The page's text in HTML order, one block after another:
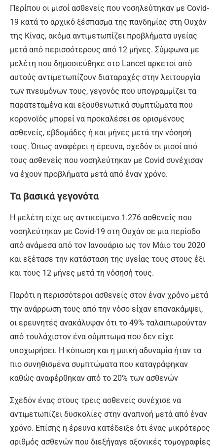
Περίπου οι μισοί ασθενείς που νοσηλεύτηκαν με Covid-
19 κατά το αρχικό ξέσπασμα της πανδημίας στη Ουχάν
της Κίνας, ακόμα αντιμετωπίζει προβλήματα υγείας
μετά από περισσότερους από 12 μήνες. Σύμφωνα με
μελέτη που δημοσιεύθηκε στο Lancet αρκετοί από
αυτούς αντιμετωπίζουν διαταραχές στην λειτουργία
των πνευμόνων τους, γεγονός που υπογραμμίζει τα
παρατεταμένα και εξουθενωτικά συμπτώματα που
κορονοϊός μπορεί να προκαλέσει σε ορισμένους
ασθενείς, εβδομάδες ή και μήνες μετά την νόσησή
τους. Όπως αναφέρει η έρευνα, σχεδόν οι μισοί από
τους ασθενείς που νοσηλεύτηκαν με Covid συνέχισαν
να έχουν προβλήματα μετά από έναν χρόνο.
Τα βασικά γεγονότα
Η μελέτη είχε ως αντικείμενο 1.276 ασθενείς που
νοσηλεύτηκαν με Covid-19 στη Ουχάν σε μια περίοδο
από ανάμεσα από τον Ιανουάριο ως τον Μάιο του 2020
και εξέτασε την κατάσταση της υγείας τους στους έξι
και τους 12 μήνες μετά τη νόσησή τους.
Παρότι η περισσότεροι ασθενείς στον έναν χρόνο μετά
την ανάρρωση τους από την νόσο είχαν επανακάμψει,
οι ερευνητές ανακάλυψαν ότι το 49% ταλαιπωρούνταν
από τουλάχιστον ένα σύμπτωμα που δεν είχε
υποχωρήσει. Η κόπωση και η μυική αδυναμία ήταν τα
πιο συνηθισμένα συμπτώματα που καταγράφηκαν
καθώς αναφέρθηκαν από το 20% των ασθενών
Σχεδόν ένας στους τρεις ασθενείς συνέχισε να
αντιμετωπίζει δυσκολίες στην αναπνοή μετά από έναν
χρόνο. Επίσης η έρευνα κατέδειξε ότι ένας μικρότερος
αριθμός ασθενών που διεξήγαγε αξονικές τομογραφίες